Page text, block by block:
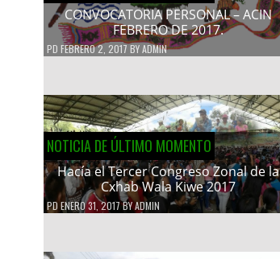
CONVOCATORIA PERSONAL – ACIN
FEBRERO DE 2017.
PD FEBRERO 2, 2017BYADMIN
NOTICIA DE ÚLTIMO MOMENTO
Hacía el Tercer Congreso Zonal de la
Cxhab Wala Kiwe 2017
PDENERO 31, 2017BYADMIN